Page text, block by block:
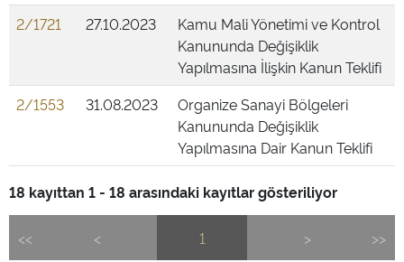
2/1721
27.10.2023
Kamu Mali Yönetimi ve Kontrol
Kanununda Değişiklik
Yapılmasına İlişkin Kanun Teklifi
2/1553
31.08.2023
Organize Sanayi Bölgeleri
Kanununda Değişiklik
Yapılmasına Dair Kanun Teklifi
18 kayıttan 1 - 18 arasındaki kayıtlar gösteriliyor
<< < 1 > >>